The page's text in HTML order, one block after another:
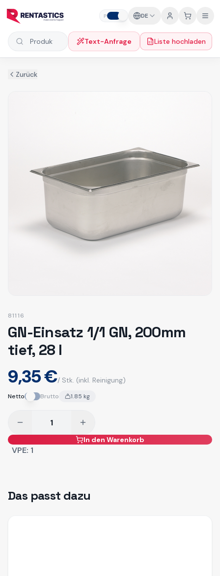
P DE
Produkte suchen Text-Anfrage Liste hochladen
Zurück
81116
GN-Einsatz 1/1 GN, 200mm
tief, 28 l
9,35 €/ Stk. (inkl. Reinigung)
Netto Brutto 1.85 kg
In den Warenkorb
VPE: 1
Das passt dazu